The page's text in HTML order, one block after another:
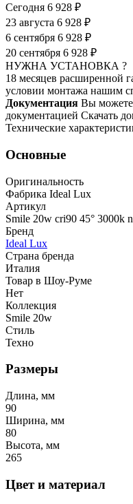
Сегодня 6 928 ₽
23 августа 6 928 ₽
6 сентября 6 928 ₽
20 сентября 6 928 ₽
НУЖНА УСТАНОВКА ?
18 месяцев расширенной
условии монтажа нашим
Документация Вы можете
документацией Скачать
Технические
Основные
Оригинальность
Фабрика Ideal Lux
Артикул
Smile 20w cri90 45° 3000k
Бренд
Ideal Lux
Страна бренда
Италия
Товар в Шоу-Руме
Нет
Коллекция
Smile 20w
Стиль
Техно
Размеры
Длина, мм
90
Ширина, мм
80
Высота, мм
265
Цвет и материал